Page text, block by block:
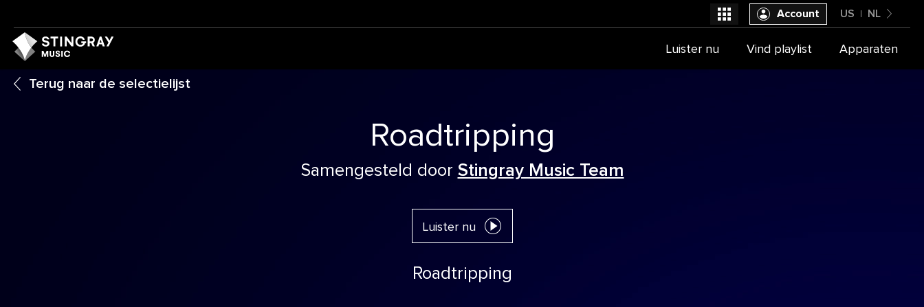
Terug naar de selectielijst
Roadtripping
Samengesteld door Stingray Music Team
Luister nu
Roadtripping
United States
US NL
Account
Luister nu Vind playlist Apparaten